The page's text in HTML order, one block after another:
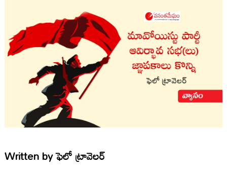
Written byఫెలో ట్రావెలర్